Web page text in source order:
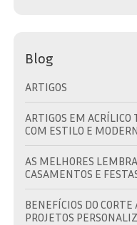
Blog
ARTIGOS
ARTIGOS EM ACRÍLICO TRANSFORMANDO SEU ESPAÇO
COM ESTILO E
AS MELHORES LEMBRANCINHAS DE ACRÍLICO PARA
CASAMENTOS E
BENEFÍCIOS DO CORTE A LASER EM ACRÍLICO PARA
PROJETOS